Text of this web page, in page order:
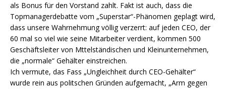
als Bonus für den Vorstand zahlt. Fakt ist auch, dass die
Topmanagerdebatte vom „Superstar“-Phänomen geplagt wird,
dass unsere Wahrnehmung völlig verzerrt: auf jeden CEO, der
60 mal so viel wie seine Mitarbeiter verdient, kommen 500
Geschäftsleiter von Mttelständischen und Kleinunternehmen,
die „normale“ Gehälter einstreichen.
Ich vermute, das Fass „Ungleichheit durch CEO-Gehälter“
wurde rein aus politschen Gründen aufgemacht, „Arm gegen